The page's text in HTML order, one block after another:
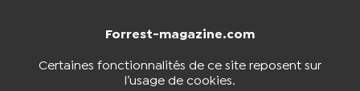
Forrest-magazine.com
Certaines fonctionnalités de ce site reposent sur
l’usage de cookies.
NOUS CONTACTER BOUTIQUE